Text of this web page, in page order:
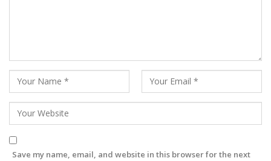
Save my name, email, and website in this browser for the next